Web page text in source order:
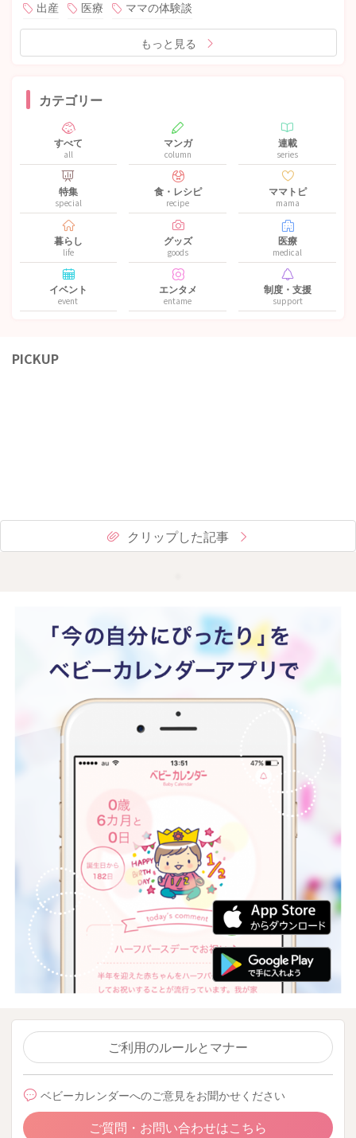
出産
医療 ママの体験談
もっと見る
カテゴリー
すべて
all
マンガ
column
連載
series
特集
special
食・レシピ
recipe
ママトピ
mama
暮らし
life
グッズ
goods
医療
medical
イベント
event
エンタメ
entame
制度・支援
support
PICKUP
クリップした記事
ご利用のルールとマナー
ベビーカレンダーへのご意見をお聞かせください
ご質問・お問い合わせはこちら